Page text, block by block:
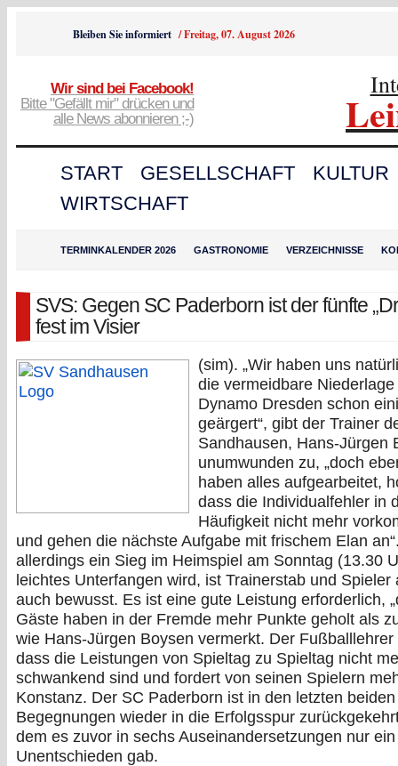
Bleiben Sie informiert /Freitag, 07. August 2026
Wir sind bei Facebook!
Bitte "Gefällt mir" drücken und
alle News abonnieren ;-)
START GESELLSCHAFT
KULTUR
WIRTSCHAFT
TERMINKALENDER 2026 GASTRONOMIE VERZEICHNISSE
SVS: Gegen SC Paderborn ist der fünfte
fest im Visier
(sim). „Wir haben uns
die vermeidbare Niederlage
Dynamo Dresden schon
geärgert“, gibt der Trainer
Sandhausen, Hans-Jürgen
unumwunden zu, „doch
haben alles aufgearbeitet,
dass die Individualfehler in
Häufigkeit nicht mehr
und gehen die nächste Aufgabe mit frischem Elan
allerdings ein Sieg im Heimspiel am Sonntag (13.30
leichtes Unterfangen wird, ist Trainerstab und Spieler
auch bewusst. Es ist eine gute Leistung erforderlich,
Gäste haben in der Fremde mehr Punkte geholt als
wie Hans-Jürgen Boysen vermerkt. Der Fußballlehrer
dass die Leistungen von Spieltag zu Spieltag nicht
schwankend sind und fordert von seinen Spielern
Konstanz. Der SC Paderborn ist in den letzten beiden
Begegnungen wieder in die Erfolgsspur
dem es zuvor in sechs Auseinandersetzungen nur ein
Unentschieden gab.